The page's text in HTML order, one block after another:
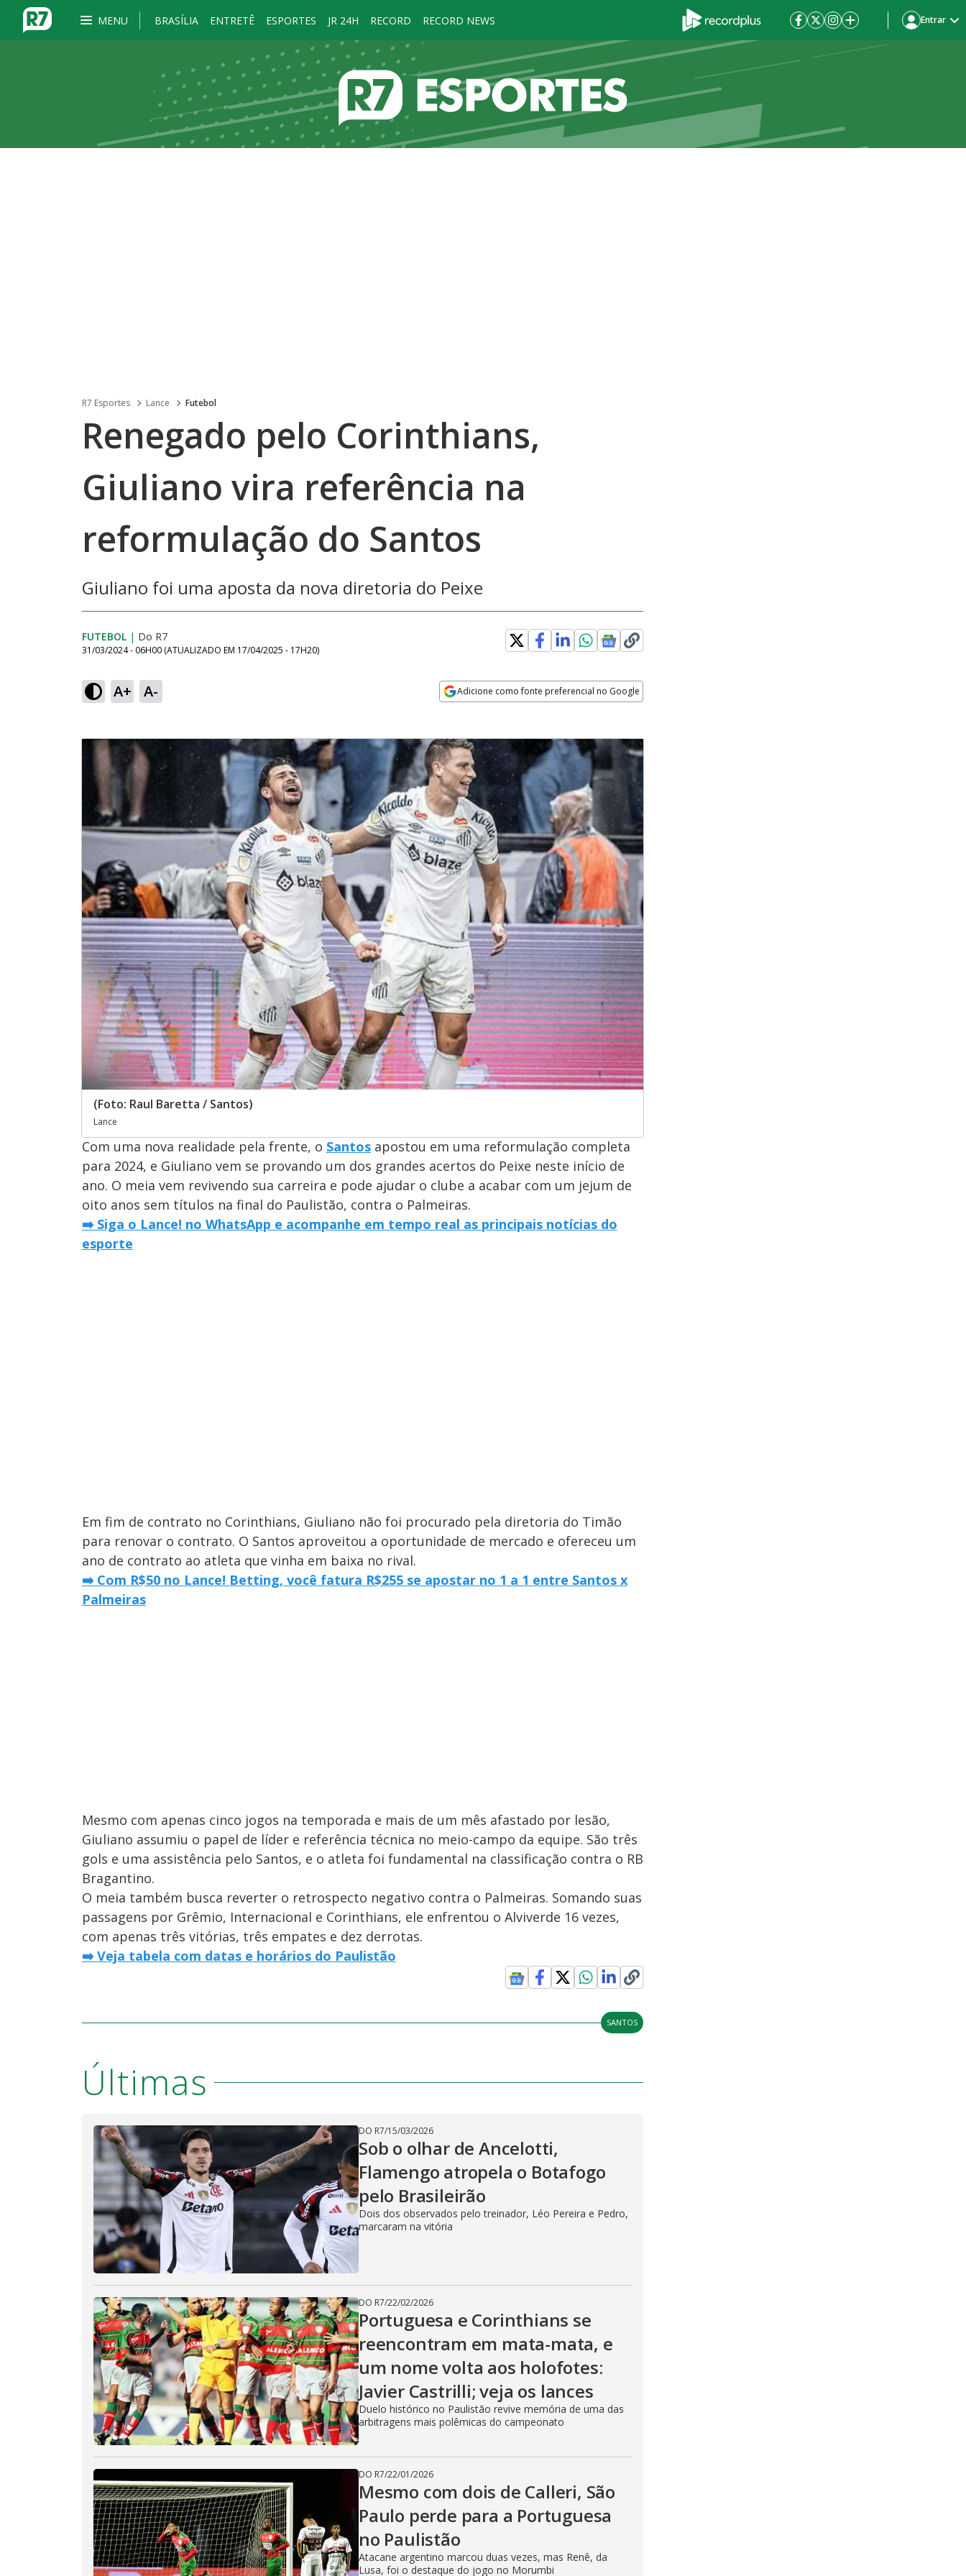
MENU BRASÍLIA ENTRETÊ ESPORTES JR 24H RECORD RECORD NEWS Entrar
R7 Esportes Lance Futebol
Renegado pelo Corinthians,
Giuliano vira referência na
reformulação do Santos
Giuliano foi uma aposta da nova diretoria do Peixe
FUTEBOL | Do R7
31/03/2024 - 06H00 (ATUALIZADO EM 17/04/2025 - 17H20)
A+ A- Adicione como fonte preferencial no Google
(Foto: Raul Baretta / Santos)
Lance
Com uma nova realidade pela frente, o Santos apostou em uma reformulação completa
para 2024, e Giuliano vem se provando um dos grandes acertos do Peixe neste início de
ano. O meia vem revivendo sua carreira e pode ajudar o clube a acabar com um jejum de
oito anos sem títulos na final do Paulistão, contra o Palmeiras.
➡️ Siga o Lance! no WhatsApp e acompanhe em tempo real as principais notícias do
esporte
Em fim de contrato no Corinthians, Giuliano não foi procurado pela diretoria do Timão
para renovar o contrato. O Santos aproveitou a oportunidade de mercado e ofereceu um
ano de contrato ao atleta que vinha em baixa no rival.
➡️ Com R$50 no Lance! Betting, você fatura R$255 se apostar no 1 a 1 entre Santos x
Palmeiras
Mesmo com apenas cinco jogos na temporada e mais de um mês afastado por lesão,
Giuliano assumiu o papel de líder e referência técnica no meio-campo da equipe. São três
gols e uma assistência pelo Santos, e o atleta foi fundamental na classificação contra o RB
Bragantino.
O meia também busca reverter o retrospecto negativo contra o Palmeiras. Somando suas
passagens por Grêmio, Internacional e Corinthians, ele enfrentou o Alviverde 16 vezes,
com apenas três vitórias, três empates e dez derrotas.
➡️ Veja tabela com datas e horários do Paulistão
SANTOS
Últimas
DO R7/15/03/2026
Sob o olhar de Ancelotti,
Flamengo atropela o Botafogo
pelo Brasileirão
Dois dos observados pelo treinador, Léo Pereira e Pedro,
marcaram na vitória
DO R7/22/02/2026
Portuguesa e Corinthians se
reencontram em mata-mata, e
um nome volta aos holofotes:
Javier Castrilli; veja os lances
Duelo histórico no Paulistão revive memória de uma das
arbitragens mais polêmicas do campeonato
DO R7/22/01/2026
Mesmo com dois de Calleri, São
Paulo perde para a Portuguesa
no Paulistão
Atacane argentino marcou duas vezes, mas Renê, da
Lusa, foi o destaque do jogo no Morumbi